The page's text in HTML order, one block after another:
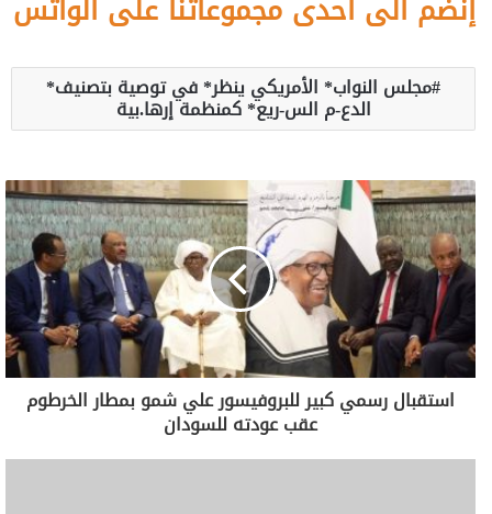
إنضم الى احدى مجموعاتنا على الواتس
مجلس النواب* الأمريكي ينظر* في توصية بتصنيف*
الدع-م الس-ريع* كمنظمة إرها.بية
استقبال رسمي كبير للبروفيسور علي شمو بمطار الخرطوم
عقب عودته للسودان